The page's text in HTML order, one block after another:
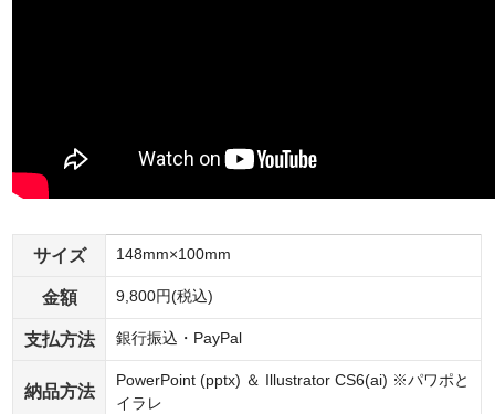
サイズ 148mm×100mm
金額 9,800円(税込)
支払方法 銀行振込・PayPal
納品方法
PowerPoint (pptx) ＆ Illustrator CS6(ai) ※パワポと
イラレ